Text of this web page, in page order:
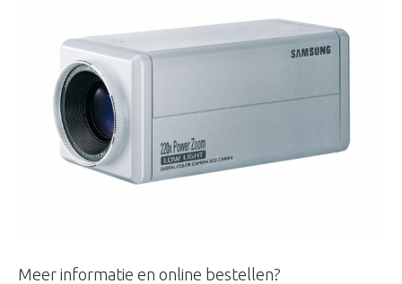
Meer informatie en online bestellen?